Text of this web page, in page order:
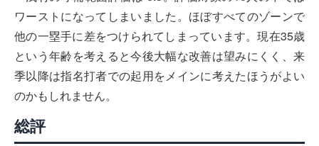
ワーストになってしまいました。ほぼすべてのゾーンで
他の一塁手に差をつけられてしまっています。現在35歳
という年齢を考えると今後大幅な改善は望みにくく、来
季以降は指名打者での起用をメインに考えたほうがよい
のかもしれません。
総評